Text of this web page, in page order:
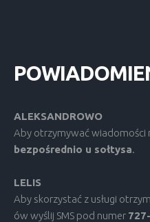
ALEKSANDROWO
Aby otrzymywać wiadomości
bezpośrednio u sołtysa.
LELIS
Aby skorzystać z usługi
ów wyślij SMS pod numer